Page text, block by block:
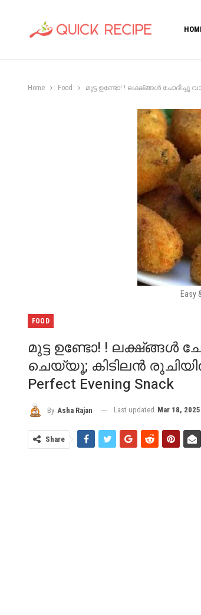
Home Food മുട്ട ഉണ്ടോ! ! ലക്ഷ്ങ്ങൾ ചോദിച്ചു
Easy
FOOD
മുട്ട ഉണ്ടോ! ! ലക്ഷ്ങ്ങൾ
ചെയ്യൂ; കിടിലൻ രുചിയിൽ
Perfect Evening Snack
By Asha Rajan Last updated Mar 18, 2025
Share